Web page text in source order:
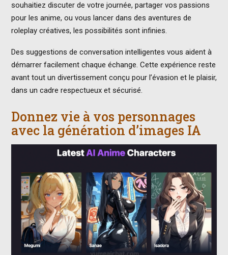
souhaitiez discuter de votre journée, partager vos passions
pour les anime, ou vous lancer dans des aventures de
roleplay créatives, les possibilités sont infinies.
Des suggestions de conversation intelligentes vous aident à
démarrer facilement chaque échange. Cette expérience reste
avant tout un divertissement conçu pour l’évasion et le plaisir,
dans un cadre respectueux et sécurisé.
Donnez vie à vos personnages
avec la génération d’images IA